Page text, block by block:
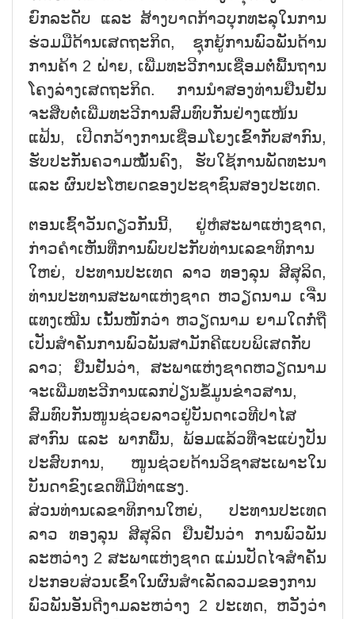
ຍົກລະດັບ ແລະ ສ້າງບາດກ້າວບຸກທະລຸໃນການ
ຮ່ວມມືດ້ານເສດຖະກິດ, ຊຸກຍູ້ການພົວພັນດ້ານ
ການຄ້າ 2 ຝ່າຍ, ເພີ່ມທະວີການເຊື່ອມຕໍ່ພື້ນຖານ
ໂຄງລ່າງເສດຖະກິດ. ການນຳສອງທ່ານຢືນຢັນ
ຈະສືບຕໍ່ເພີ່ມທະວີການສົມທົບກັນຢ່າງແໜ້ນ
ແຟ້ນ, ເປີດກວ້າງການເຊື່ອມໂຍງເຂົ້າກັບສາກົນ,
ຮັບປະກັນຄວາມໝັ້ນຄົງ, ຮັບໃຊ້ການພັດທະນາ
ແລະ ຜົນປະໂຫຍດຂອງປະຊາຊົນສອງປະເທດ.
ຕອນເຊົ້າວັນດຽວກັນນີ້, ຢູ່ຫໍສະພາແຫ່ງຊາດ,
ກ່າວຄຳເຫັນທີ່ການພົບປະກັບທ່ານເລຂາທິການ
ໃຫຍ່, ປະທານປະເທດ ລາວ ທອງລຸນ ສີສຸລິດ,
ທ່ານປະທານສະພາແຫ່ງຊາດ ຫວຽດນາມ ເຈີ່ນ
ແທງເໝີນ ເນັ້ນໜັກວ່າ ຫວຽດນາມ ຍາມໃດກໍ່ຖື
ເປັນສຳຄັນການພົວພັນສາມັກຄີແບບພິເສດກັບ
ລາວ; ຢືນຢັນວ່າ, ສະພາແຫ່ງຊາດຫວຽດນາມ
ຈະເພີ່ມທະວີການແລກປ່ຽນຂໍ້ມູນຂ່າວສານ,
ສົມທົບກັນໜູນຊ່ວຍລາວຢູ່ບັນດາເວທີປາໄສ
ສາກົນ ແລະ ພາກພື້ນ, ພ້ອມແລ້ວທີ່ຈະແບ່ງປັນ
ປະສົບການ, ໜູນຊ່ວຍດ້ານວິຊາສະເພາະໃນ
ບັນດາຂົງເຂດທີ່ມີທ່າແຮງ.
ສ່ວນທ່ານເລຂາທິການໃຫຍ່, ປະທານປະເທດ
ລາວ ທອງລຸນ ສີສຸລິດ ຢືນຢັນວ່າ ການພົວພັນ
ລະຫວ່າງ 2 ສະພາແຫ່ງຊາດ ແມ່ນປັດໄຈສຳຄັນ
ປະກອບສ່ວນເຂົ້າໃນຜົນສຳເລັດລວມຂອງການ
ພົວພັນອັນດີງາມລະຫວ່າງ 2 ປະເທດ, ຫວັງວ່າ